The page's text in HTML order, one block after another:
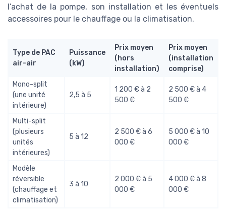
l’achat de la pompe, son installation et les éventuels
accessoires pour le chauffage ou la climatisation.
Type de PAC
air-air
Puissance
(kW)
Prix moyen
(hors
installation)
Prix moyen
(installation
comprise)
Mono-split
(une unité
intérieure)
2,5 à 5
1 200 € à 2
500 €
2 500 € à 4
500 €
Multi-split
(plusieurs
unités
intérieures)
5 à 12
2 500 € à 6
000 €
5 000 € à 10
000 €
Modèle
réversible
(chauffage et
climatisation)
3 à 10
2 000 € à 5
000 €
4 000 € à 8
000 €